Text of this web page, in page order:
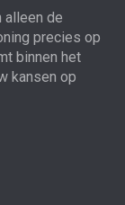
alleen de
precies op
binnen het
kansen op